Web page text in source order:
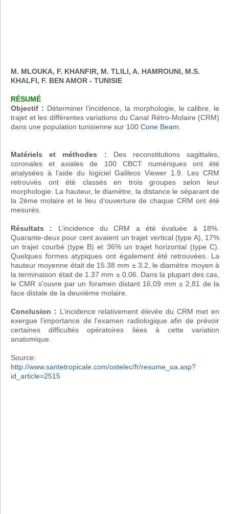
M. MLOUKA, F. KHANFIR, M. TLILI, A. HAMROUNI, M.S.
KHALFI, F. BEN AMOR - TUNISIE
RÉSUMÉ
Objectif : Déterminer l’incidence, la morphologie, le calibre, le
trajet et les différentes variations du Canal Rétro-Molaire (CRM)
dans une population tunisienne sur 100 Cone Beam
Matériels et méthodes : Des reconstitutions sagittales,
coronales et axiales de 100 CBCT numériques ont été
analysées à l’aide du logiciel Galileos Viewer 1.9. Les CRM
retrouvés ont été classés en trois groupes selon leur
morphologie. La hauteur, le diamètre, la distance le séparant de
la 2ème molaire et le lieu d’ouverture de chaque CRM ont été
mesurés.
Résultats : L’incidence du CRM a été évaluée à 18%.
Quarante-deux pour cent avaient un trajet vertical (type A), 17%
un trajet courbé (type B) et 36% un trajet horizontal (type C).
Quelques formes atypiques ont également été retrouvées. La
hauteur moyenne était de 15.38 mm ± 3.2, le diamètre moyen à
la terminaison était de 1.37 mm ± 0.06. Dans la plupart des cas,
le CMR s'ouvre par un foramen distant 16,09 mm ± 2,81 de la
face distale de la deuxième molaire.
Conclusion : L’incidence relativement élevée du CRM met en
exergue l’importance de l’examen radiologique afin de prévoir
certaines difficultés opératoires liées à cette variation
anatomique.
Source:
http://www.santetropicale.com/ostelec/fr/resume_oa.asp?
id_article=2515